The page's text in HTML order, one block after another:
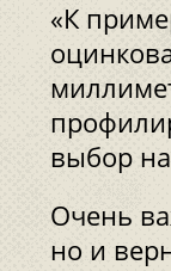
«К
выбор
Очень
но и